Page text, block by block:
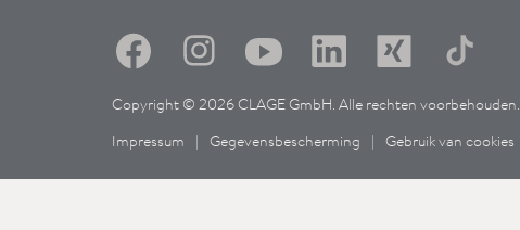
Copyright © 2026 CLAGE GmbH. Alle rechten voorbehouden.
Impressum | Gegevensbescherming | Gebruik van cookies